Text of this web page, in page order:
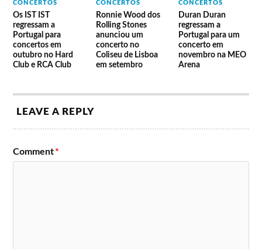
CONCERTOS
Os IST IST
regressam a
Portugal para
concertos em
outubro no Hard
Club e RCA Club
CONCERTOS
Ronnie Wood dos
Rolling Stones
anunciou um
concerto no
Coliseu de Lisboa
em setembro
CONCERTOS
Duran Duran
regressam a
Portugal para um
concerto em
novembro na MEO
Arena
LEAVE A REPLY
Comment*